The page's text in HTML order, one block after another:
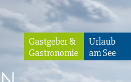
Gastgeber &
Gastronomie
Urlaub
am See